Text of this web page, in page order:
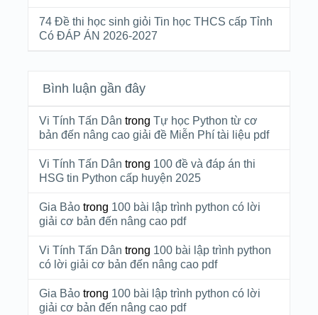
74 Đề thi học sinh giỏi Tin học THCS cấp Tỉnh
Có ĐÁP ÁN 2026-2027
Bình luận gần đây
Vi Tính Tấn Dân trong Tự học Python từ cơ
bản đến nâng cao giải đề Miễn Phí tài liệu pdf
Vi Tính Tấn Dân trong 100 đề và đáp án thi
HSG tin Python cấp huyện 2025
Gia Bảotrong 100 bài lập trình python có lời
giải cơ bản đến nâng cao pdf
Vi Tính Tấn Dân trong 100 bài lập trình python
có lời giải cơ bản đến nâng cao pdf
Gia Bảotrong 100 bài lập trình python có lời
giải cơ bản đến nâng cao pdf